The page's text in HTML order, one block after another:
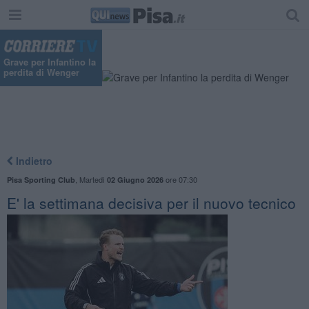
Grave per Infantino la
perdita di Wenger
Indietro
Pisa Sporting Club Martedì 02 Giugno 2026ore 07:30
E' la settimana decisiva per il nuovo tecnico